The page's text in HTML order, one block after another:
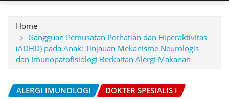
Home
Gangguan Pemusatan Perhatian dan Hiperaktivitas
(ADHD) pada Anak: Tinjauan Mekanisme Neurologis
dan Imunopatofisiologi Berkaitan Alergi Makanan
ALERGI IMUNOLOGI
DOKTER SPESIALIS I